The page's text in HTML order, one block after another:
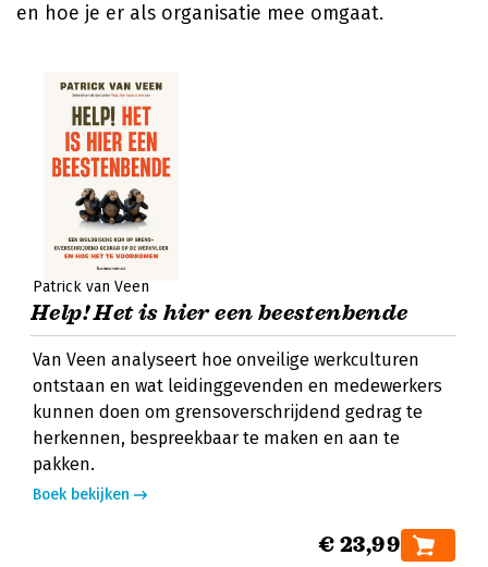
en hoe je er als organisatie mee omgaat.
Patrick van Veen
Help! Het is hier een beestenbende
Van Veen analyseert hoe onveilige werkculturen
ontstaan en wat leidinggevenden en medewerkers
kunnen doen om grensoverschrijdend gedrag te
herkennen, bespreekbaar te maken en aan te
pakken.
Boek bekijken
€ 23,99